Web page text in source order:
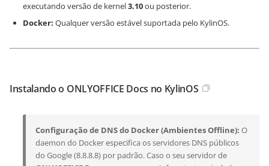
executando versão de kernel3.10ou posterior.
Docker: Qualquer versão estável suportada pelo KylinOS.
Instalando o ONLYOFFICE Docs no KylinOS
Configuração de DNS do Docker (Ambientes Offline): O
daemon do Docker especifica os servidores DNS públicos
do Google (8.8.8.8) por padrão. Caso o seu servidor de